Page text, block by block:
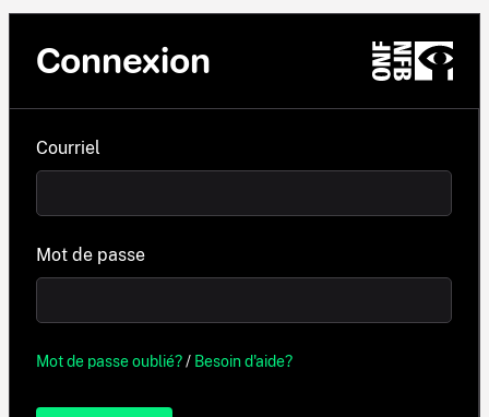
Connexion
Courriel
Mot de passe
Mot de passe oublié?/ Besoin d'aide?